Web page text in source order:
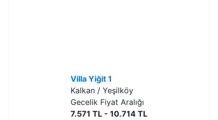
Villa Yiğit 1
Kalkan / Yeşilköy
Gecelik Fiyat Aralığı
7.571 TL - 10.714 TL